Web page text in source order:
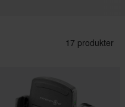
17 produkter